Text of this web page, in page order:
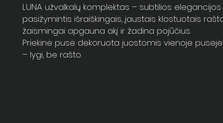
LUNA užvalkalų komplektas – subtilios
pasižymintis išraiškingais, įaustais klostuotais
žaismingai apgauna akį ir žadina pojūčius.
Priekinė pusė dekoruota juostomis vienoje
– lygi, be rašto.